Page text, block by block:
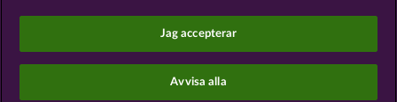
Sociala casinospel är endast avsedda för
underhållningsändamål och har absolut inget
med riktiga pengar.
©2026 Whow Games GmbH
Jag accepterar
Avvisa alla